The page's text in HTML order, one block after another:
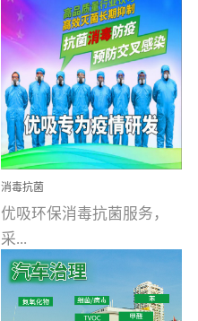
消毒抗菌
优吸环保消毒抗菌服务，
采...
用行业公认奥维牌消毒